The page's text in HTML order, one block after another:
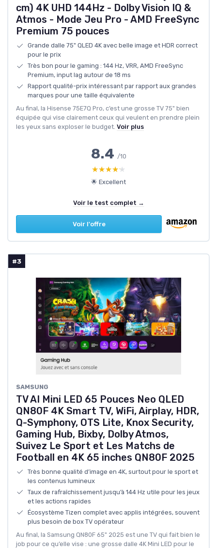
cm) 4K UHD 144Hz - Dolby Vision IQ &
Atmos - Mode Jeu Pro - AMD FreeSync
Premium 75 pouces
Grande dalle 75" QLED 4K avec belle image et HDR correct
pour le prix
Très bon pour le gaming : 144 Hz, VRR, AMD FreeSync
Premium, input lag autour de 18 ms
Rapport qualité-prix intéressant par rapport aux grandes
marques pour une taille équivalente
Au final, la Hisense 75E7Q Pro, c’est une grosse TV 75" bien
équipée qui vise clairement ceux qui veulent en prendre plein
les yeux sans exploser le budget. Voir plus
8.4 /10
★★★★★
★★★★★
🌟 Excellent
Voir le test complet →
Voir l'offre
#3
SAMSUNG
TV AI Mini LED 65 Pouces Neo QLED
QN80F 4K Smart TV, WiFi, Airplay, HDR,
Q-Symphony, OTS Lite, Knox Security,
Gaming Hub, Bixby, Dolby Atmos,
Suivez Le Sport et Les Matchs de
Football en 4K 65 inches QN80F 2025
Très bonne qualité d’image en 4K, surtout pour le sport et
les contenus lumineux
Taux de rafraîchissement jusqu’à 144 Hz utile pour les jeux
et les actions rapides
Écosystème Tizen complet avec applis intégrées, souvent
plus besoin de box TV opérateur
Au final, la Samsung QN80F 65" 2025 est une TV qui fait bien le
job pour ce qu’elle vise : une grosse dalle 4K Mini LED pour le